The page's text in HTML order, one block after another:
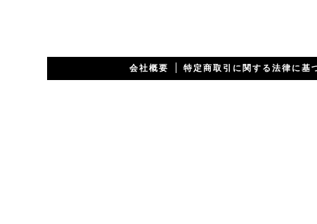
会社概要 特定商取引に関する法律に基